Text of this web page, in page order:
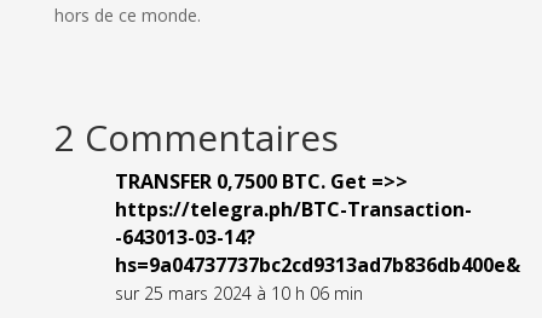
hors de ce monde.
2 Commentaires
ТRАNSFЕR 0,7500 ВTC. Get =>>
https://telegra.ph/BTC-Transaction-
-643013-03-14?
hs=9a04737737bc2cd9313ad7b836db400e&
sur 25 mars 2024 à 10 h 06 min